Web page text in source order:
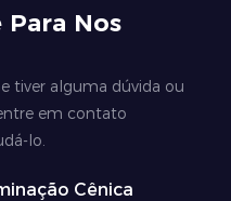
Para Nos
tiver alguma dúvida ou
em contato
lo.
Cênica